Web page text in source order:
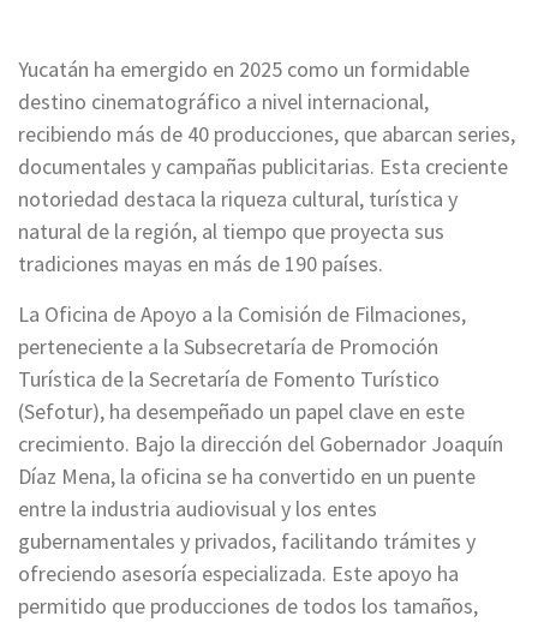
Yucatán ha emergido en 2025 como un formidable
destino cinematográfico a nivel internacional,
recibiendo más de 40 producciones, que abarcan series,
documentales y campañas publicitarias. Esta creciente
notoriedad destaca la riqueza cultural, turística y
natural de la región, al tiempo que proyecta sus
tradiciones mayas en más de 190 países.
La Oficina de Apoyo a la Comisión de Filmaciones,
perteneciente a la Subsecretaría de Promoción
Turística de la Secretaría de Fomento Turístico
(Sefotur), ha desempeñado un papel clave en este
crecimiento. Bajo la dirección del Gobernador Joaquín
Díaz Mena, la oficina se ha convertido en un puente
entre la industria audiovisual y los entes
gubernamentales y privados, facilitando trámites y
ofreciendo asesoría especializada. Este apoyo ha
permitido que producciones de todos los tamaños,